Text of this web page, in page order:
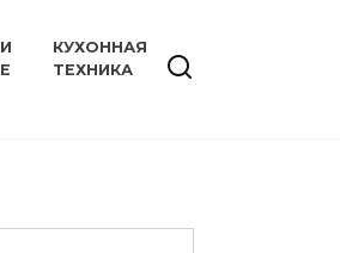
КУХОННАЯ
ТЕХНИКА